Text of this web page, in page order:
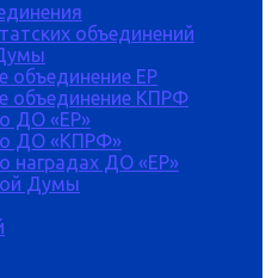
объединений
объединение ЕР
объединение КПРФ
ДО «ЕР»
ДО «КПРФ»
наградах ДО «ЕР»
Думы